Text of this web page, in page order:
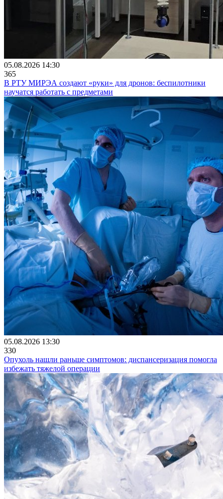
05.08.2026 14:30
365
В РТУ МИРЭА создают «руки» для дронов: беспилотники
научатся работать с предметами
05.08.2026 13:30
330
Опухоль нашли раньше симптомов: диспансеризация помогла
избежать тяжелой операции